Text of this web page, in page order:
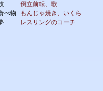
倒立前転、歌
べ物
もんじゃ焼き、いくら
レスリングのコーチ